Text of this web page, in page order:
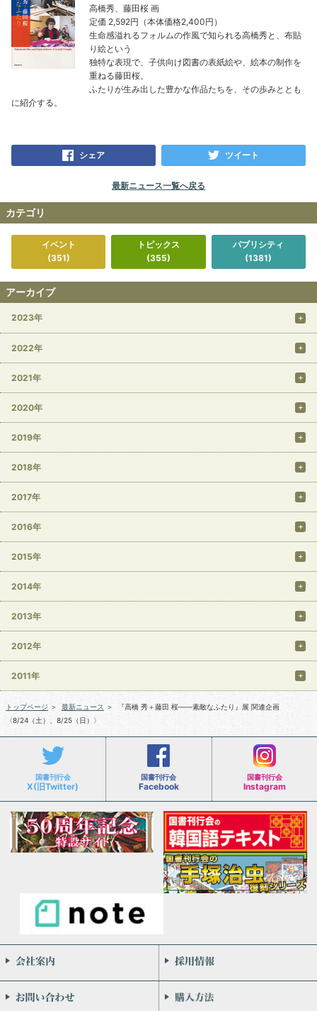
高橋秀、藤田桜 画
定価 2,592円（本体価格2,400円）
生命感溢れるフォルムの作風で知られる高橋秀と、布貼
り絵という
独特な表現で、子供向け図書の表紙絵や、絵本の制作を
重ねる藤田桜。
ふたりが生み出した豊かな作品たちを、その歩みととも
に紹介する。
シェア ツイート
最新ニュース一覧へ戻る
カテゴリ
イベント
(351)
トピックス
(355)
パブリシティ
(1381)
アーカイブ
2023年
2022年
2021年
2020年
2019年
2018年
2017年
2016年
2015年
2014年
2013年
2012年
2011年
トップページ ＞ 最新ニュース ＞
『高橋 秀＋藤田 桜――素敵なふたり』展 関連企画
〈8/24（土）、8/25（日）〉
国書刊行会
X(旧Twitter)
国書刊行会
Facebook
国書刊行会
Instagram
会社案内
お問い合わせ